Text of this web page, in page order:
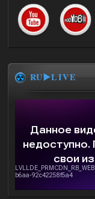
RU▶️LIVE